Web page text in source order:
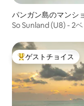
パンガン島のマンシ
So Sunland (U8) - 2
大好評のゲストチョ
ゲストチョイス